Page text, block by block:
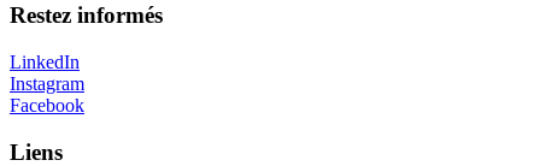
Restez informés
LinkedIn
Instagram
Facebook
Liens